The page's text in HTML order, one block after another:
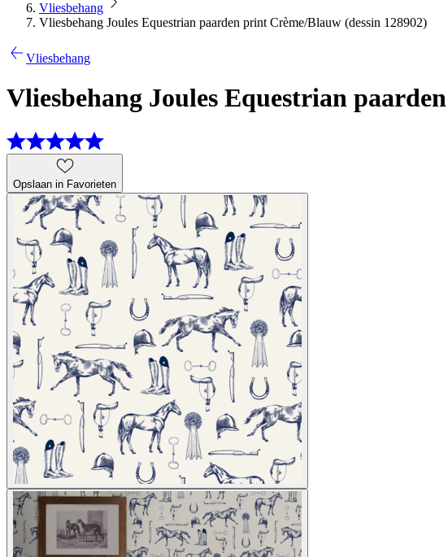
Vliesbehang
Vliesbehang Joules Equestrian paarden print Crème/Blauw (dessin 128902)
Vliesbehang
Vliesbehang Joules Equestrian
Opslaan in Favorieten